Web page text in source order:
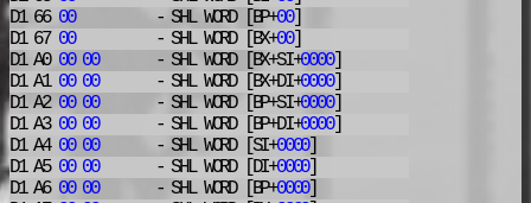
D1 66 00 - SHLWORD [BP+00]
D1 67 00 - SHLWORD [BX+00]
D1 A0 00 00 - SHLWORD [BX+SI+0000]
D1 A1 00 00 - SHLWORD [BX+DI+0000]
D1 A2 00 00 - SHLWORD [BP+SI+0000]
D1 A3 00 00 - SHLWORD [BP+DI+0000]
D1 A4 00 00 - SHLWORD [SI+0000]
D1 A5 00 00 - SHLWORD [DI+0000]
D1 A6 00 00 - SHLWORD [BP+0000]